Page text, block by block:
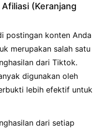
(Keranjang
postingan konten Anda
merupakan salah satu
dari Tiktok.
digunakan oleh
lebih efektif untuk
dari setiap